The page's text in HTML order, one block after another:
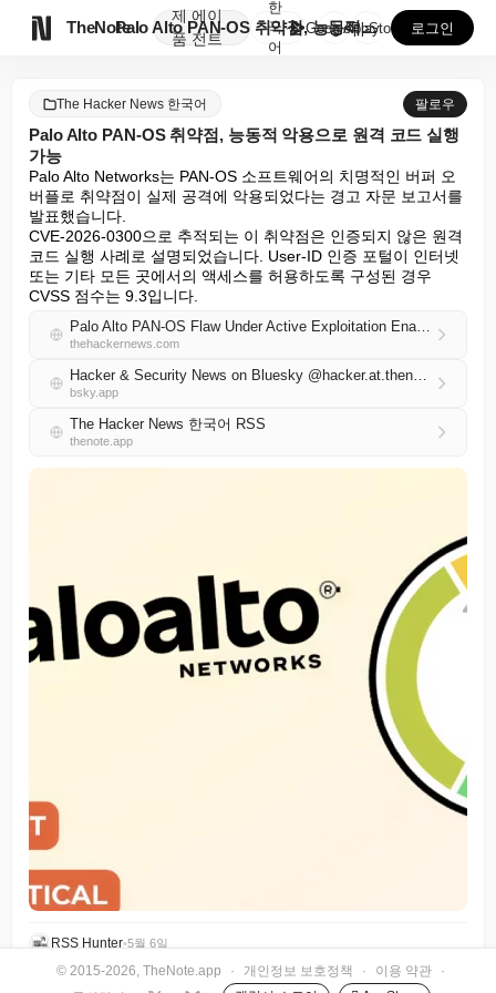
TheNote
제
품
에이
전트
Palo Alto PAN-OS 취약점, 능동적 악용으로...
한
국
어
GooglePlay
AppStore 로그인
The Hacker News 한국어 팔로우
Palo Alto PAN-OS 취약점, 능동적 악용으로 원격 코드 실행
가능
Palo Alto Networks는 PAN-OS 소프트웨어의 치명적인 버퍼 오
버플로 취약점이 실제 공격에 악용되었다는 경고 자문 보고서를
발표했습니다.
CVE-2026-0300으로 추적되는 이 취약점은 인증되지 않은 원격
코드 실행 사례로 설명되었습니다. User-ID 인증 포털이 인터넷
또는 기타 모든 곳에서의 액세스를 허용하도록 구성된 경우
CVSS 점수는 9.3입니다.
Palo Alto PAN-OS Flaw Under Active Exploitation Enables Remote Code Execution
thehackernews.com
Hacker & Security News on Bluesky @hacker.at.thenote.app
bsky.app
The Hacker News 한국어 RSS
thenote.app
RSS Hunter•5월 6일
© 2015-2026, TheNote.app · 개인정보 보호정책 · 이용 약관
·